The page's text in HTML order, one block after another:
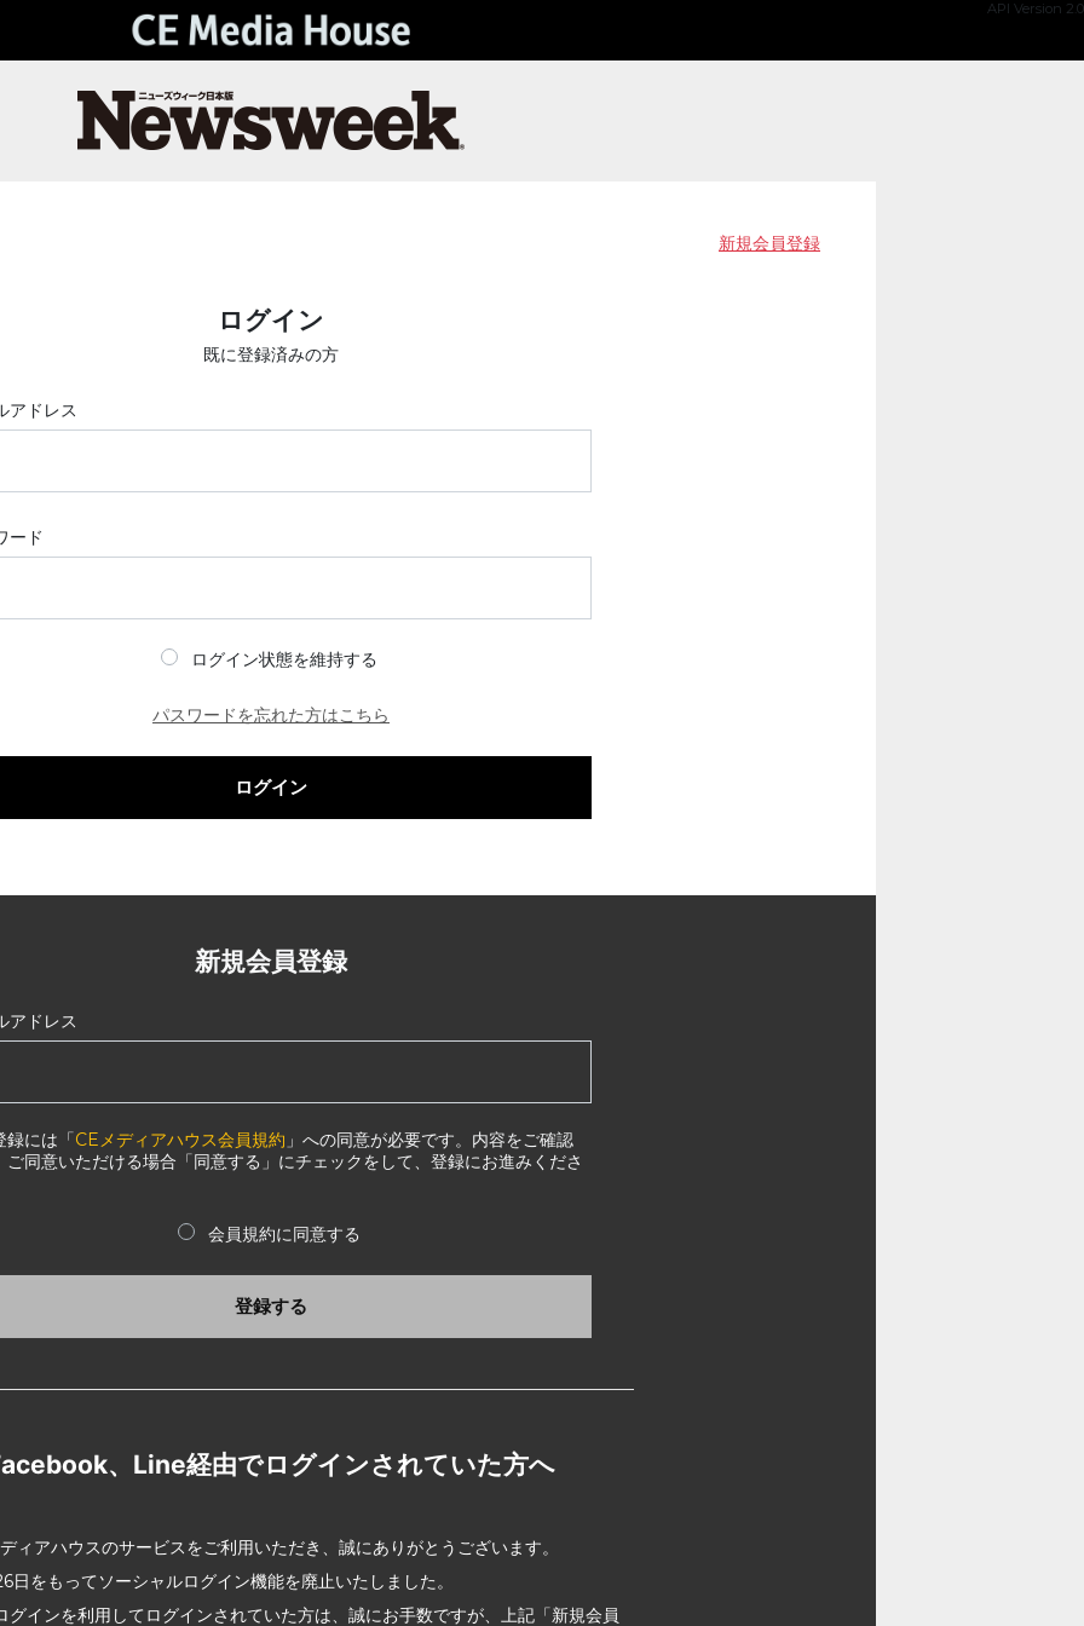
API Version 2.0
新規会員登録
ログイン
既に登録済みの方
アドレス
ード
ログイン状態を維持する
パスワードを忘れた方はこちら
ログイン
新規会員登録
アドレス
録には「CEメディアハウス会員規約 」への同意が必要です。内容をご確認
ご同意いただける場合「同意する」にチェックをして、登録にお進みくださ
会員規約に同意する
登録する
、Line経由でログインされていた方へ
ィアハウスのサービスをご利用いただき、誠にありがとうございます。
日をもってソーシャルログイン機能を廃止いたしました。
グインを利用してログインされていた方は、誠にお手数ですが、上記「新規会員